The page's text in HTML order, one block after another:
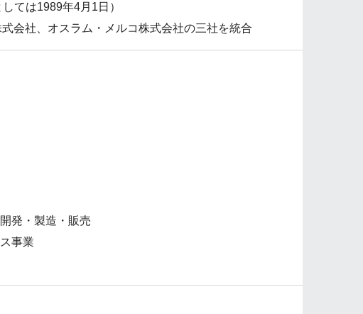
ては1989年4月1日）
会社、オスラム・メルコ株式会社の三社を統合
発・製造・販売
事業